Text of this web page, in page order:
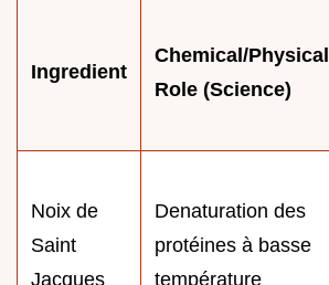
Ingredient
Chemical/Physical
Role (Science)
Noix de
Saint
Jacques
Denaturation des
protéines à basse
température